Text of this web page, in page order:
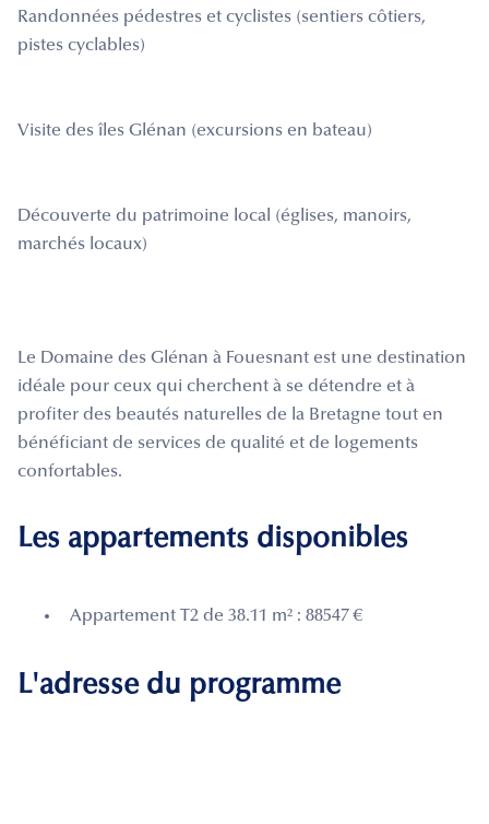
Randonnées pédestres et cyclistes (sentiers côtiers,
pistes cyclables)
Visite des îles Glénan (excursions en bateau)
Découverte du patrimoine local (églises, manoirs,
marchés locaux)
Le Domaine des Glénan à Fouesnant est une destination
idéale pour ceux qui cherchent à se détendre et à
profiter des beautés naturelles de la Bretagne tout en
bénéficiant de services de qualité et de logements
confortables.
Les appartements disponibles
Appartement T2 de 38.11 m² : 88547 €
L'adresse du programme